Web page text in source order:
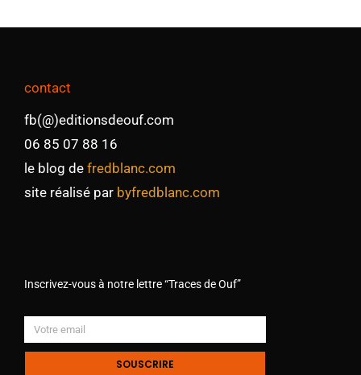
contact
fb(@)editionsdeouf.com
06 85 07 88 16
le blog de fredblanc.com
site réalisé par byfredblanc.com
Inscrivez-vous à notre lettre “Traces de Ouf”
SOUSCRIRE